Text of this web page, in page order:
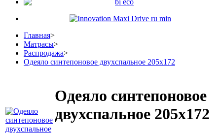
Главная>
Матрасы>
Распродажа>
Одеяло синтепоновое двухспальное 205х172
Одеяло синтепоновое
двухспальное 205х172